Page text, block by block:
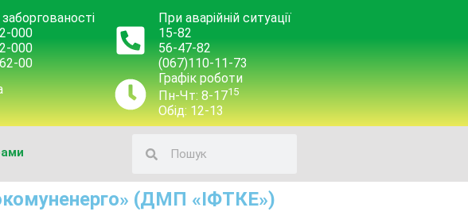
000
000
00
При аварійній ситуації
15-82
56-47-82
(067)110-11-73
Графік роботи
Пн-Чт: 8-1715
Обід: 12-13
(ДМП «ІФТКЕ»)